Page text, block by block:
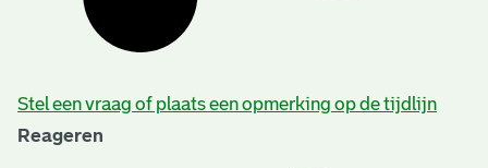
Stel een vraag of plaats een opmerking op de tijdlijn
Reageren